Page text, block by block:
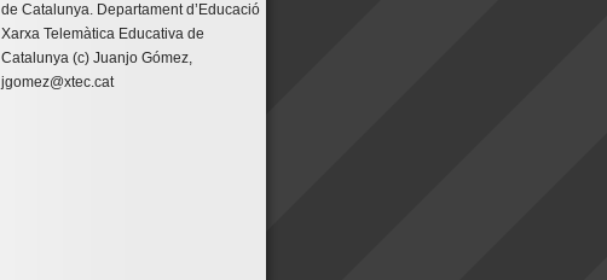
de Catalunya. Departament d’Educació
Xarxa Telemàtica Educativa de
Catalunya (c) Juanjo Gómez,
jgomez@xtec.cat